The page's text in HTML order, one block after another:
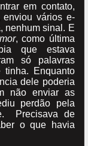
em contato,
enviou vários e-
nenhum sinal. E
, como última
que estava
só palavras
Enquanto
dele poderia
não enviar as
perdão pela
Precisava de
o que havia